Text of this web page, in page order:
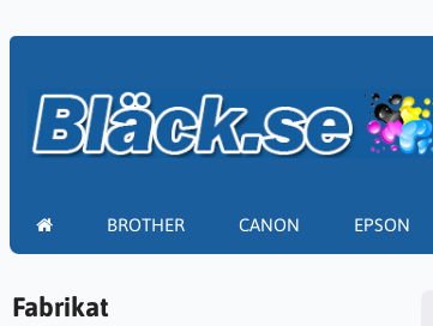
BROTHER CANON EPSON
Fabrikat